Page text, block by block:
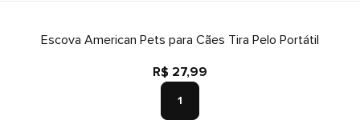
Escova American Pets para Cães Tira Pelo Portátil
R$ 27,99
1